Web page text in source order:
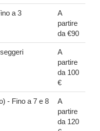
a 3
A
partire
da €90
A
partire
da 100
€
- Fino a 7 e 8
A
partire
da 120